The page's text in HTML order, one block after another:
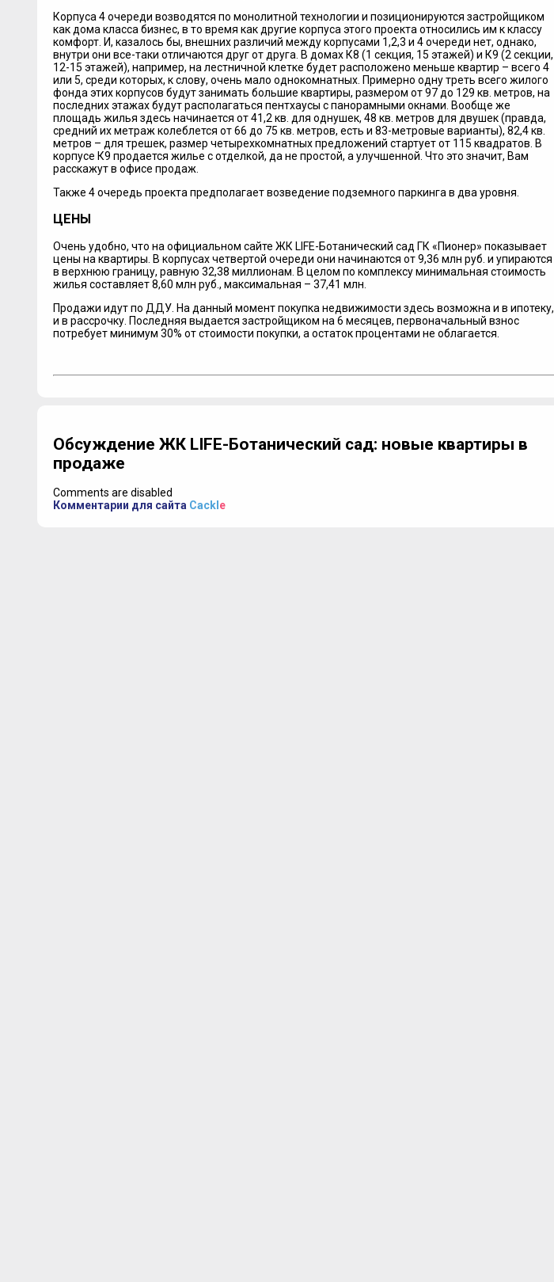
Корпуса 4 очереди возводятся по монолитной технологии и позиционируются застройщиком
как дома класса бизнес, в то время как другие корпуса этого проекта относились им к классу
комфорт. И, казалось бы, внешних различий между корпусами 1,2,3 и 4 очереди нет, однако,
внутри они все-таки отличаются друг от друга. В домах К8 (1 секция, 15 этажей) и К9 (2 секции,
12-15 этажей), например, на лестничной клетке будет расположено меньше квартир – всего 4
или 5, среди которых, к слову, очень мало однокомнатных. Примерно одну треть всего жилого
фонда этих корпусов будут занимать большие квартиры, размером от 97 до 129 кв. метров, на
последних этажах будут располагаться пентхаусы с панорамными окнами. Вообще же
площадь жилья здесь начинается от 41,2 кв. для однушек, 48 кв. метров для двушек (правда,
средний их метраж колеблется от 66 до 75 кв. метров, есть и 83-метровые варианты), 82,4 кв.
метров – для трешек, размер четырехкомнатных предложений стартует от 115 квадратов. В
корпусе К9 продается жилье с отделкой, да не простой, а улучшенной. Что это значит, Вам
расскажут в офисе продаж.
Также 4 очередь проекта предполагает возведение подземного паркинга в два уровня.
ЦЕНЫ
Очень удобно, что на официальном сайте ЖК LIFE-Ботанический сад ГК «Пионер» показывает
цены на квартиры. В корпусах четвертой очереди они начинаются от 9,36 млн руб. и упираются
в верхнюю границу, равную 32,38 миллионам. В целом по комплексу минимальная стоимость
жилья составляет 8,60 млн руб., максимальная – 37,41 млн.
Продажи идут по ДДУ. На данный момент покупка недвижимости здесь возможна и в ипотеку,
и в рассрочку. Последняя выдается застройщиком на 6 месяцев, первоначальный взнос
потребует минимум 30% от стоимости покупки, а остаток процентами не облагается.
Обсуждение ЖК LIFE-Ботанический сад: новые квартиры в
продаже
Comments are disabled
Комментарии для сайта Cackl e